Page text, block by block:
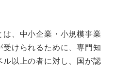
は、中小企業・小規模事業
けられるために、専門知
以上の者に対し、国が認